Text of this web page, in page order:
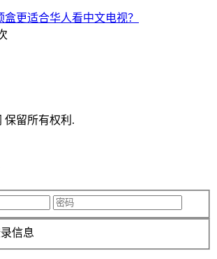
盒更适合华人看中文电视？
保留所有权利.
信息